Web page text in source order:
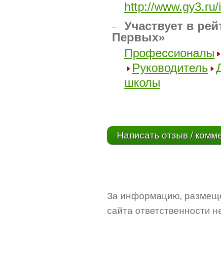
http://
–
Участвует в
Первых»
Профессионалы
Руководитель
школы
Написать отзыв /
За информацию,
сайта ответственности